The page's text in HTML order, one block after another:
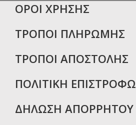
ΟΡΟΙ ΧΡΗΣΗΣ
ΤΡΟΠΟΙ ΠΛΗΡΩΜΗΣ
ΤΡΟΠΟΙ ΑΠΟΣΤΟΛΗΣ
ΠΟΛΙΤΙΚΗ
ΔΗΛΩΣΗ ΑΠΟΡΡΗΤΟΥ